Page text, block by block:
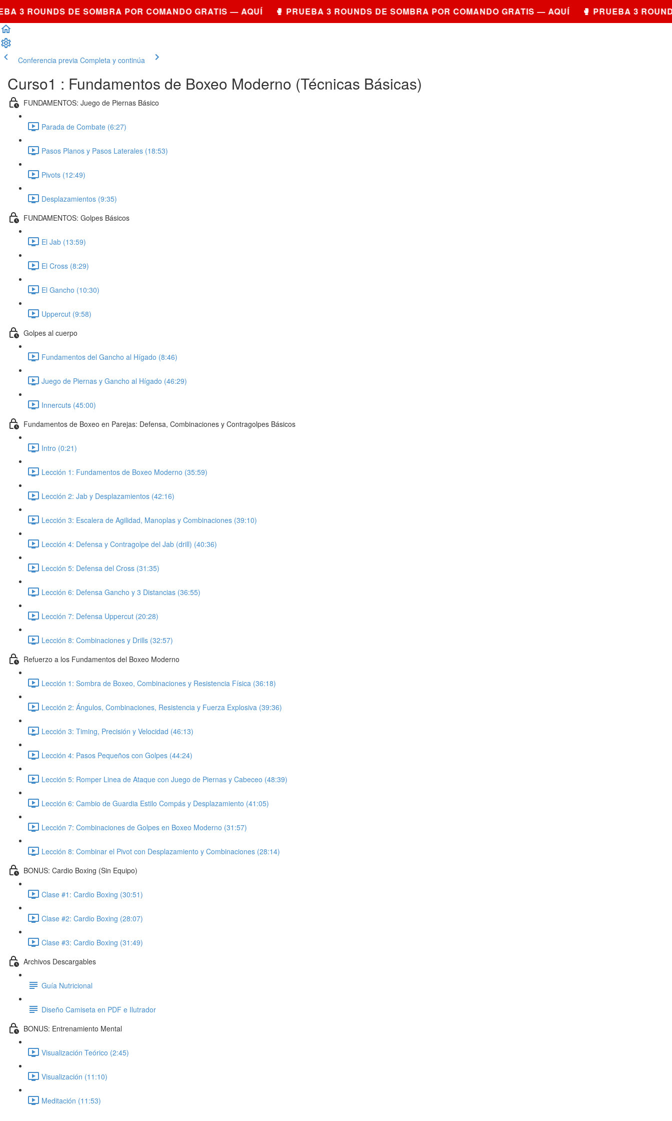
3 ROUNDS DE SOMBRA POR COMANDO GRATIS — AQUÍ 🥊 PRUEBA 3 ROUNDS DE SOMBRA POR COMANDO GRATIS — AQUÍ 🥊 PRUEBA 3
Conferencia previa Completa y continúa
Curso1 : Fundamentos de Boxeo Moderno (Técnicas Básicas)
FUNDAMENTOS: Juego de Piernas Básico
Parada de Combate (6:27)
Pasos Planos y Pasos Laterales (18:53)
Pivots (12:49)
Desplazamientos (9:35)
FUNDAMENTOS: Golpes Básicos
El Jab (13:59)
El Cross (8:29)
El Gancho (10:30)
Uppercut (9:58)
Golpes al cuerpo
Fundamentos del Gancho al Hígado (8:46)
Juego de Piernas y Gancho al Hígado (46:29)
Innercuts (45:00)
Fundamentos de Boxeo en Parejas: Defensa, Combinaciones y Contragolpes Básicos
Intro (0:21)
Lección 1: Fundamentos de Boxeo Moderno (35:59)
Lección 2: Jab y Desplazamientos (42:16)
Lección 3: Escalera de Agilidad, Manoplas y Combinaciones (39:10)
Lección 4: Defensa y Contragolpe del Jab (drill) (40:36)
Lección 5: Defensa del Cross (31:35)
Lección 6: Defensa Gancho y 3 Distancias (36:55)
Lección 7: Defensa Uppercut (20:28)
Lección 8: Combinaciones y Drills (32:57)
Refuerzo a los Fundamentos del Boxeo Moderno
Lección 1: Sombra de Boxeo, Combinaciones y Resistencia Física (36:18)
Lección 2: Ángulos, Combinaciones, Resistencia y Fuerza Explosiva (39:36)
Lección 3: Timing, Precisión y Velocidad (46:13)
Lección 4: Pasos Pequeños con Golpes (44:24)
Lección 5: Romper Linea de Ataque con Juego de Piernas y Cabeceo (48:39)
Lección 6: Cambio de Guardia Estilo Compás y Desplazamiento (41:05)
Lección 7: Combinaciones de Golpes en Boxeo Moderno (31:57)
Lección 8: Combinar el Pivot con Desplazamiento y Combinaciones (28:14)
BONUS: Cardio Boxing (Sin Equipo)
Clase #1: Cardio Boxing (30:51)
Clase #2: Cardio Boxing (28:07)
Clase #3: Cardio Boxing (31:49)
Archivos Descargables
Guía Nutricional
Diseño Camiseta en PDF e Ilutrador
BONUS: Entrenamiento Mental
Visualización Teórico (2:45)
Visualización (11:10)
Meditación (11:53)